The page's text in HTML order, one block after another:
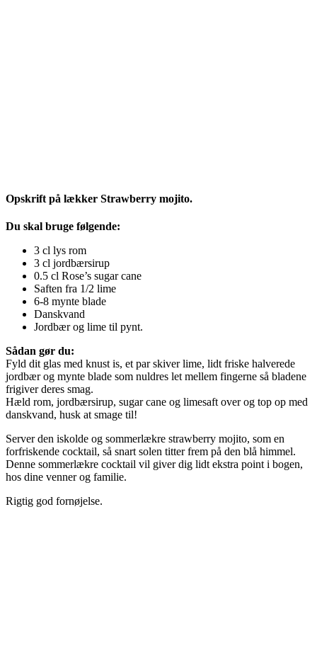
Opskrift på lækker Strawberry mojito.
Du skal bruge følgende:
3 cl lys rom
3 cl jordbærsirup
0.5 cl Rose’s sugar cane
Saften fra 1/2 lime
6-8 mynte blade
Danskvand
Jordbær og lime til pynt.
Sådan gør du:
Fyld dit glas med knust is, et par skiver lime, lidt friske halverede
jordbær og mynte blade som nuldres let mellem fingerne så bladene
frigiver deres smag.
Hæld rom, jordbærsirup, sugar cane og limesaft over og top op med
danskvand, husk at smage til!
Server den iskolde og sommerlækre strawberry mojito, som en
forfriskende cocktail, så snart solen titter frem på den blå himmel.
Denne sommerlækre cocktail vil giver dig lidt ekstra point i bogen,
hos dine venner og familie.
Rigtig god fornøjelse.